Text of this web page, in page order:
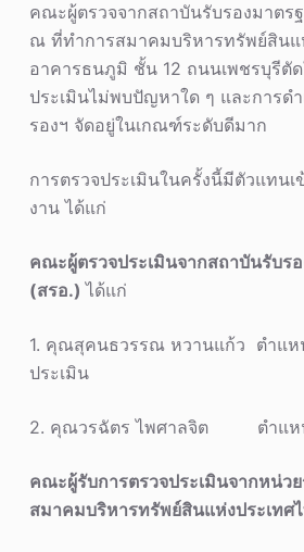
คณะผู้ตรวจจากสถาบันรับรองมาตร
ณ ที่ทำการสมาคมบริหารทรัพย์สินแ
อาคารธนภูมิ ชั้น 12 ถนนเพชรบุรีตั
ประเมินไม่พบปัญหาใด ๆ และการด
รองฯ จัดอยู่ในเกณฑ์ระดับดีมาก
การตรวจประเมินในครั้งนี้มีตัวแทน
งาน ได้แก่
คณะผู้ตรวจประเมินจากสถาบันรับร
(สรอ.)ได้แก่
1. คุณสุคนธวรรณ หวานแก้ว ตำแห
ประเมิน
2. คุณวรฉัตร ไพศาลจิต ตำแหน่
คณะผู้รับการตรวจประเมินจากหน่ว
สมาคมบริหารทรัพย์สินแห่งประเท